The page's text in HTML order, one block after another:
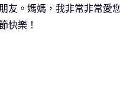
友。媽媽，我非常非常愛您
快樂！